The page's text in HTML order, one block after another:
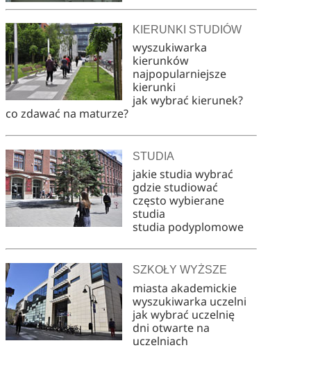
KIERUNKI STUDIÓW
wyszukiwarka
kierunków
najpopularniejsze
kierunki
jak wybrać kierunek?
co zdawać na maturze?
STUDIA
jakie studia wybrać
gdzie studiować
często wybierane
studia
studia podyplomowe
SZKOŁY WYŻSZE
miasta akademickie
wyszukiwarka uczelni
jak wybrać uczelnię
dni otwarte na
uczelniach